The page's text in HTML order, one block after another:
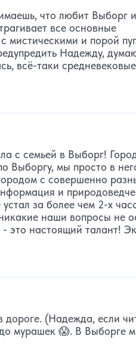
что любит Выборг
все основные
с мистическими и порой
Надежду,
всё-таки
с семьей в Выборг!
Выборгу, мы просто в
с совершенно
и
за более чем 2-х
наши вопросы не
это настоящий талант!
(Надежда, если
мурашек 😱. В Выборге